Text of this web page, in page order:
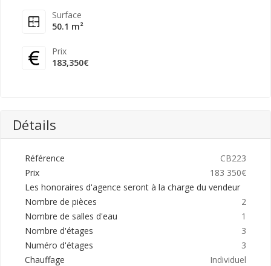
Surface
50.1 m²
Prix
183,350€
Détails
Référence
CB223
Prix
183 350€
Les honoraires d'agence seront à la charge du vendeur
Nombre de pièces
2
Nombre de salles d'eau
1
Nombre d'étages
3
Numéro d'étages
3
Chauffage
Individuel